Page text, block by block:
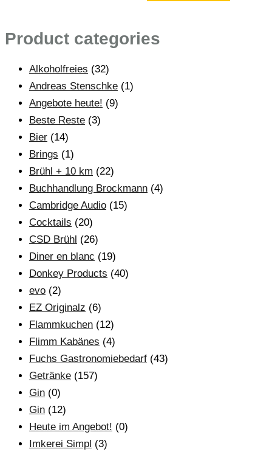
Product categories
Alkoholfreies (32)
Andreas Stenschke (1)
Angebote heute! (9)
Beste Reste (3)
Bier (14)
Brings (1)
Brühl + 10 km (22)
Buchhandlung Brockmann (4)
Cambridge Audio (15)
Cocktails (20)
CSD Brühl (26)
Diner en blanc (19)
Donkey Products (40)
evo (2)
EZ Originalz (6)
Flammkuchen (12)
Flimm Kabänes (4)
Fuchs Gastronomiebedarf (43)
Getränke (157)
Gin (0)
Gin (12)
Heute im Angebot! (0)
Imkerei Simpl (3)